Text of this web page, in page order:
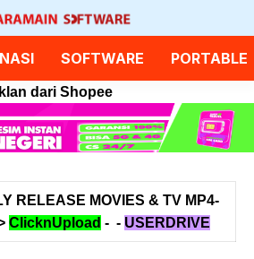
SOFTWARE PORTABLE
Iklan dari Shopee
RELEASE MOVIES & TV MP4-
ClicknUpload - - USERDRIVE